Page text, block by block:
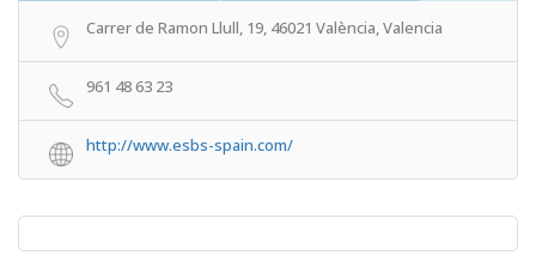
Carrer de Ramon Llull, 19, 46021 València, Valencia
961 48 63 23
http://www.esbs-spain.com/